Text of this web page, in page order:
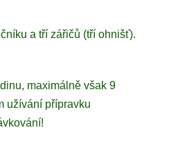
a tří zářičů (tří ohnišť).
maximálně však 9
užívání přípravku